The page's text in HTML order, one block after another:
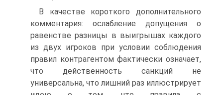
В качестве короткого дополнительного
комментария: ослабление допущения о
равенстве разницы в выигрышах каждого
из двух игроков при условии соблюдения
правил контрагентом фактически означает,
что действенность санкций не
универсальна, что лишний раз иллюстрирует